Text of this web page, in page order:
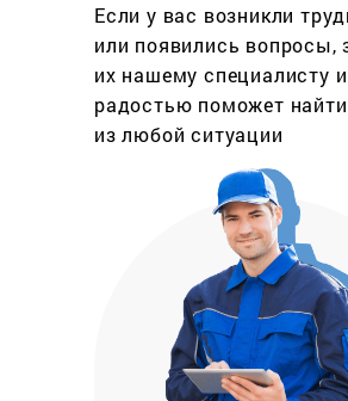
согласует время приезда
Почему ремонт кофемашин
популярная услуга?
Для многих любителей кофе,
на целый день. Сварить
целый ритуал, который требует
приготовления и достаточно
благодаря современной технике
кофе стало минутным делом.
кофемашиной нужно тщательно
она прослужит вам долгую
Если у вас возникли
или появились вопросы,
их нашему специалисту
радостью поможет
из любой ситуации